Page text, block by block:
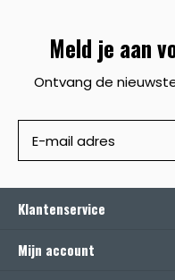
Meld je aan
Ontvang de
Klantenservice
Mijn account